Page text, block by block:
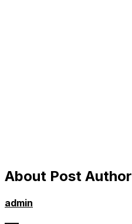
About Post Author
admin